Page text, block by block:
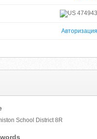
474943
Авторизация
School District 8R